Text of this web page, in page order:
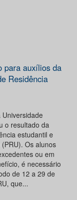
para auxílios da
Residência
o resultado da
estudantil e
Os alunos
ou em
é necessário
de 12 a 29 de
que...